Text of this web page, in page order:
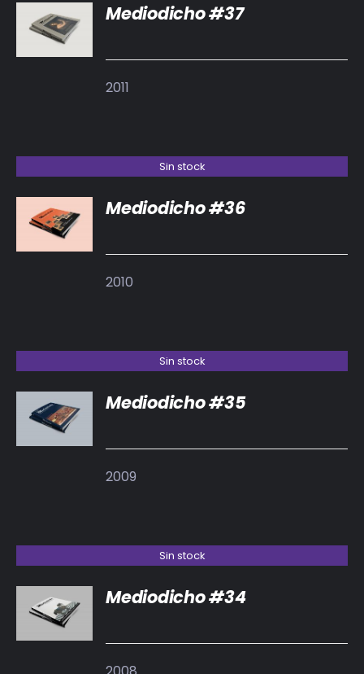
DETALLES
Mediodicho #37
2011
Sin stock
DETALLES
Mediodicho #36
2010
Sin stock
DETALLES
Mediodicho #35
2009
Sin stock
DETALLES
Mediodicho #34